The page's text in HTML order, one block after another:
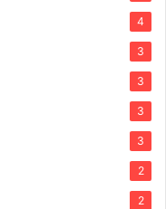
4
3
3
3
3
2
2